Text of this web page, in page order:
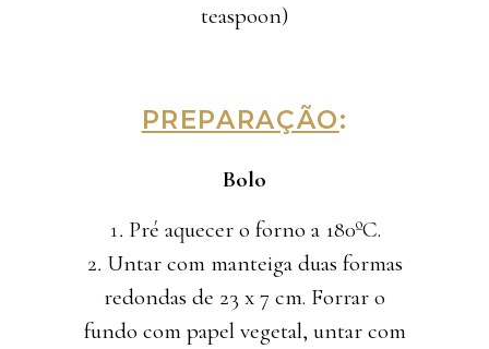
teaspoon)
PREPARAÇÃO:
Bolo
Pré aquecer o forno a 180ºC.
Untar com manteiga duas formas
redondas de 23 x 7 cm. Forrar o
fundo com papel vegetal, untar com